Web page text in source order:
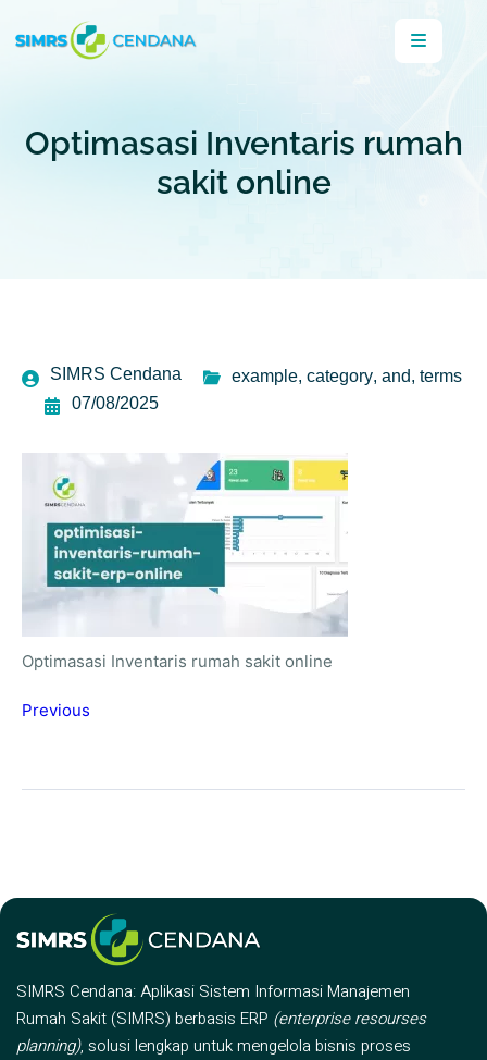
Optimasasi Inventaris rumah
sakit online
SIMRS Cendana example, category, and, terms
07/08/2025
Optimasasi Inventaris rumah sakit online
Previous
SIMRS Cendana: Aplikasi Sistem Informasi Manajemen
Rumah Sakit (SIMRS) berbasis ERP (enterprise resourses
planning), solusi lengkap untuk mengelola bisnis proses